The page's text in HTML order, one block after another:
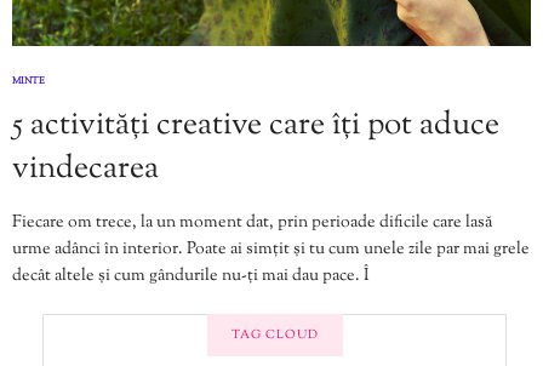
MINTE
5 activități creative care îți pot aduce
vindecarea
Fiecare om trece, la un moment dat, prin perioade dificile care lasă
urme adânci în interior. Poate ai simțit și tu cum unele zile par mai grele
decât altele și cum gândurile nu-ți mai dau pace. Î
TAG CLOUD